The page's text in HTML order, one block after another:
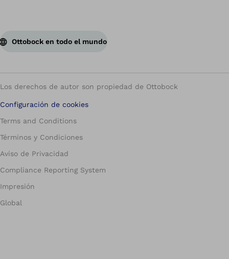
Ottobock en todo el mundo
Los derechos de autor son propiedad de Ottobock
Configuración de cookies
Terms and Conditions
Términos y Condiciones
Aviso de Privacidad
Compliance Reporting System
Impresión
Global